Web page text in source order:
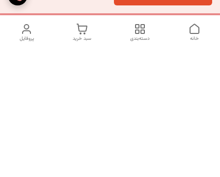
پروفایل سبد خرید دسته‌بندی خانه